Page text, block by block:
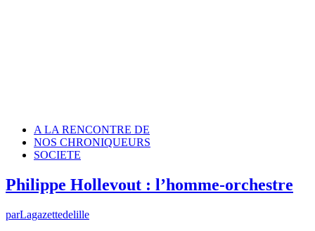
A LA RENCONTRE DE
NOS CHRONIQUEURS
SOCIETE
Philippe Hollevout : l’homme-orchestre
parLagazettedelille